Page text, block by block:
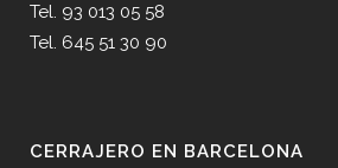
Tel. 93 013 05 58
Tel. 645 51 30 90
CERRAJERO EN BARCELONA